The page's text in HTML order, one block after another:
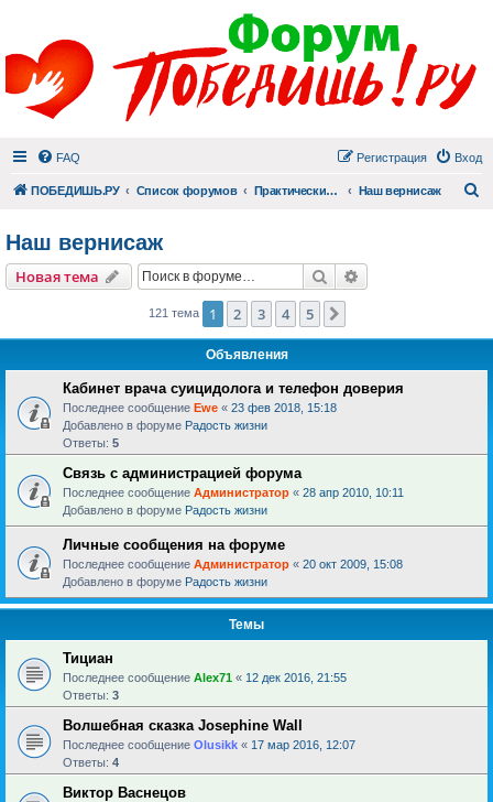
FAQ Вход
Регистрация
ПОБЕДИШЬ.РУ Список форумов Практический раздел Наш вернисаж
Наш вернисаж
Новая тема Поиск
121 тема 1 2 3 4 5
Объявления
Кабинет врача суицидолога и телефон доверия
Последнее сообщение Ewe « 23 фев 2018, 15:18
Добавлено в форуме Радость жизни
Ответы: 5
Связь с администрацией форума
Последнее сообщение Администратор « 28 апр 2010, 10:11
Добавлено в форуме Радость жизни
Личные сообщения на форуме
Последнее сообщение Администратор « 20 окт 2009, 15:08
Добавлено в форуме Радость жизни
Темы
Тициан
Последнее сообщение Alex71 « 12 дек 2016, 21:55
Ответы: 3
Волшебная сказка Josephine Wall
Последнее сообщение Olusikk « 17 мар 2016, 12:07
Ответы: 4
Виктор Васнецов